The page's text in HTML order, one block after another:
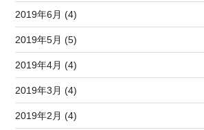
2019年6月 (4)
2019年5月 (5)
2019年4月 (4)
2019年3月 (4)
2019年2月 (4)